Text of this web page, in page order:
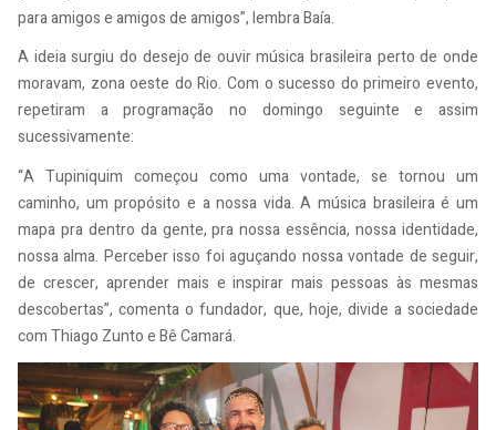
para amigos e amigos de amigos”, lembra Baía.
A ideia surgiu do desejo de ouvir música brasileira perto de onde
moravam, zona oeste do Rio. Com o sucesso do primeiro evento,
repetiram a programação no domingo seguinte e assim
sucessivamente:
“A Tupiniquim começou como uma vontade, se tornou um
caminho, um propósito e a nossa vida. A música brasileira é um
mapa pra dentro da gente, pra nossa essência, nossa identidade,
nossa alma. Perceber isso foi aguçando nossa vontade de seguir,
de crescer, aprender mais e inspirar mais pessoas às mesmas
descobertas”, comenta o fundador, que, hoje, divide a sociedade
com Thiago Zunto e Bê Camará.